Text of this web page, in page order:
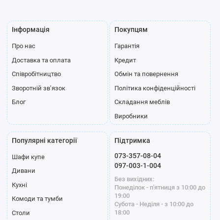
Профіль
Стандарт
Модена білий Модена графіт
Інформація
Про нас
Доставка та оплата
Співробітництво
Зворотній зв’язок
Блог
Покупцям
Гарантія
Кредит
Обмін та повернення
Політика конфіденційності
Складання меблів
Виробники
Популярні категорії
Шафи купе
Дивани
Кухні
Комоди та тумби
Столи
Підтримка
073-357-08-04
097-003-1-004
Без вихідних:
Понеділок - п'ятниця з 10:00 до
19:00
Субота - Неділя - з 10:00 до
18:00